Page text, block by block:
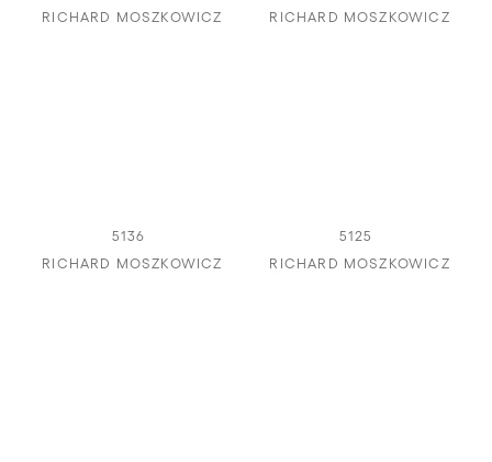
RICHARD MOSZKOWICZ
RICHARD MOSZKOWICZ
5136
RICHARD MOSZKOWICZ
5125
RICHARD MOSZKOWICZ